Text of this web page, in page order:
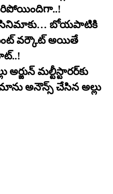
సినిమాకు… బోయపాటికి
వర్కౌట్ అయితే
మల్టీస్టారర్​కు
అనౌన్స్ చేసిన అల్లు